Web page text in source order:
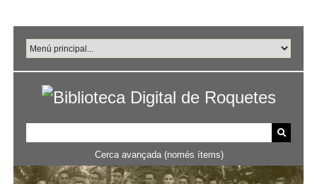
principal
Cerca avançada (només ítems)